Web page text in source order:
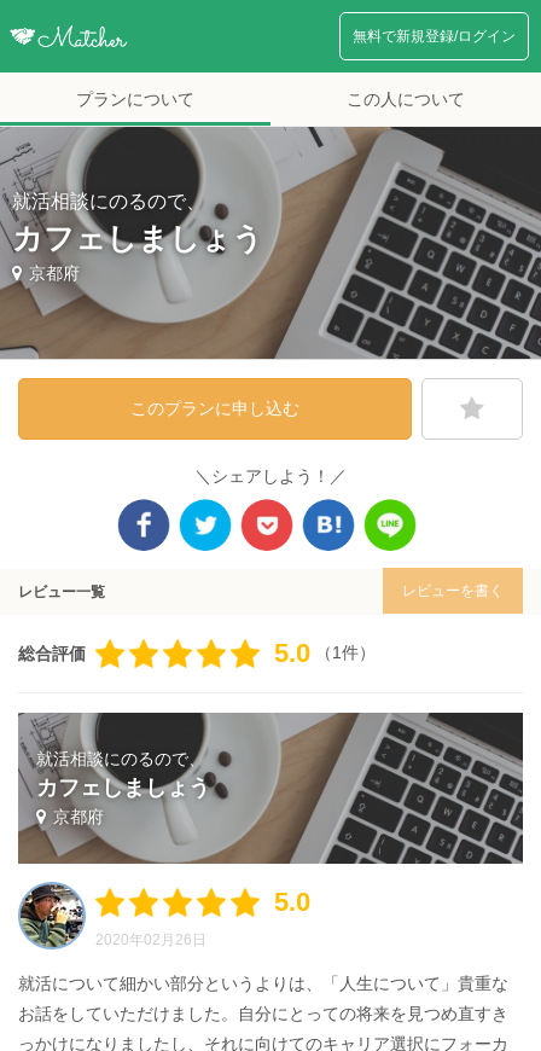
無料で新規登録/ログイン
プランについて この人について
就活相談にのるので、
カフェしましょう
京都府
このプランに申し込む
＼シェアしよう！／
レビュー一覧 レビューを書く
総合評価 5.0 （1件）
就活相談にのるので、
カフェしましょう
京都府
5.0
2020年02月26日
就活について細かい部分というよりは、「人生について」貴重な
お話をしていただけました。自分にとっての将来を見つめ直すき
っかけになりましたし、それに向けてのキャリア選択にフォーカ